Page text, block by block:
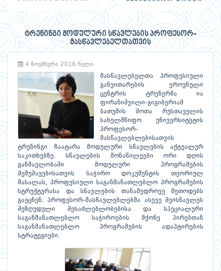
ტრენინგი მოდულური სწავლების პროფესორ-
მასწავლებელთათვის
4 ნოემბერი 2016 წელი
მასწავლებელთა პროფესიული
განვითარების ეროვნული
ცენტრის ტრენერმა ია
ფირანიშვილი-გიგიბერიამ
ბათუმის შოთა რუსთაველის
სახელმწიფო უნივერსიტეტის
პროფესორ-
მასწავლებლებისათვის
ტრენინგი ჩაატარა მოდულური სწავლების აქტუალურ
საკითხებზე. სწავლების მონაწილეები ორი დღის
განმავლობაში მოდულური პროგრამების
შემუშავებისათვის საჭირო დოკუმენტის თეორიულ
მასალას, პროფესიული საგანმანათლებლო პროგრამების
სტრუქტურასა და სწავლების თანამედროვე მეთოდებს
გაეცნენ. პროფესორ-მასწავლებლებმა ასევე შეისწავლეს
შეზღუდული შესაძლებლობებისა და სპეციალური
საგანმანათლებლო საჭიროების მქონე პირებთან
საგანმანათლებლო პროგრამების ადაპტირების
სტრატეგიები.